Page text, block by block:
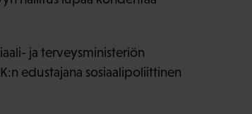
ja terveysministeriön
edustajana sosiaalipoliittinen